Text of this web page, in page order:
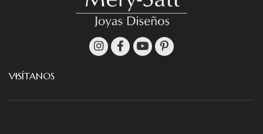
VISÍTANOS